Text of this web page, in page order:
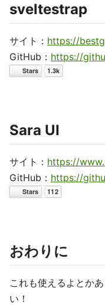
sveltestrap
サイト： https://
GitHub： https://
Sara UI
サイト： https://
GitHub： https://
おわりに
これも使えるよとか
い！